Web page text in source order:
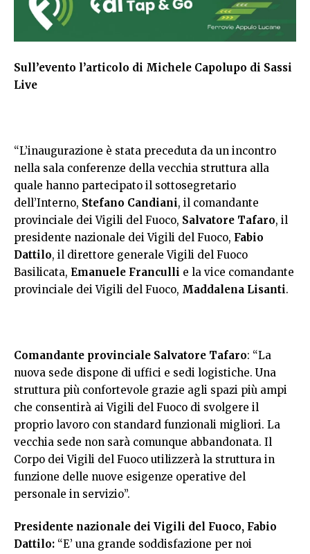
Sull’evento l’articolo di Michele Capolupo di Sassi
Live
“L’inaugurazione è stata preceduta da un incontro
nella sala conferenze della vecchia struttura alla
quale hanno partecipato il sottosegretario
dell’Interno, Stefano Candiani, il comandante
provinciale dei Vigili del Fuoco, Salvatore Tafaro, il
presidente nazionale dei Vigili del Fuoco, Fabio
Dattilo, il direttore generale Vigili del Fuoco
Basilicata, Emanuele Franculli e la vice comandante
provinciale dei Vigili del Fuoco, Maddalena Lisanti.
Comandante provinciale Salvatore Tafaro: “La
nuova sede dispone di uffici e sedi logistiche. Una
struttura più confortevole grazie agli spazi più ampi
che consentirà ai Vigili del Fuoco di svolgere il
proprio lavoro con standard funzionali migliori. La
vecchia sede non sarà comunque abbandonata. Il
Corpo dei Vigili del Fuoco utilizzerà la struttura in
funzione delle nuove esigenze operative del
personale in servizio”.
Presidente nazionale dei Vigili del Fuoco, Fabio
Dattilo: “E’ una grande soddisfazione per noi